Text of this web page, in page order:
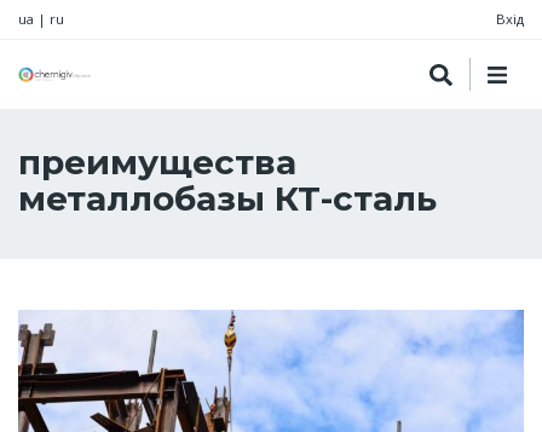
ua | ru Вхід
преимущества
металлобазы КТ-сталь